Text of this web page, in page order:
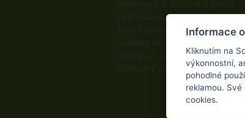
Reklamační řád
Ochrana osobních údajů
Obchodní podmínky B2B
Informace
Kliknutím na
výkonnostní,
pohodlné
reklamou.
cookies.